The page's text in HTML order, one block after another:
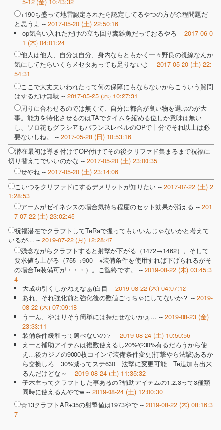
+190も盛って地雷認定されたら認定してるやつの方が余程問題だ
と思うよ -- 2017-05-20 (土) 22:50:16
op気合い入れただけの立ち回り糞雑魚だっておるやろ -- 2017-06-0
1 (木) 04:01:24
他人は他人、自分は自分、身内ならともかく一々野良の視線なんか
気にしてたらいくらメセタあっても足りないよ -- 2017-05-20 (土) 22:
54:31
ここで大丈夫いわれたって何の保障にもならないからこういう質問
はするだけ無駄 -- 2017-05-25 (木) 10:27:31
周りに合わせるのでは無くて、自分に都合が良い物を選ぶのが大
事。能力を特化させるのはTAでタイムを縮める位しか意味は無い
し、ソロ花もグラシアもバランスレベルのOPで十分でそれ以上は必
要ないしね。 -- 2017-05-28 (日) 10:53:16
潜在最初は導き付けてOP付けてその後クリファド集まるまで祝福に
切り替えてでいいのかな -- 2017-05-20 (土) 23:00:35
せやね -- 2017-05-20 (土) 23:14:06
こいつをクリファドにするデメリットが知りたい -- 2017-07-22 (土) 2
1:28:53
アームがゼイネシスの場合気持ち程度のセット効果が消える -- 201
7-07-22 (土) 23:02:45
祝福潜在でクラフトしてTeRaで握ってもいいんじゃないかと考えて
いるが… -- 2019-07-22 (月) 12:28:47
残念ながらクラフトすると射撃が下がる（1472→1462）。そして
要求値も上がる（755→900 ※装備条件を使用すれば下げられるがそ
の場合Te装備可が・・・）。ご臨終です。 -- 2019-08-22 (木) 03:45:3
4
大成功引くしかねぇなぁ(白目 -- 2019-08-22 (木) 04:07:12
あれ、それ強化前と強化後の数値ごっちゃにしてないか？ -- 2019-
08-22 (木) 07:09:18
うーん、やはりそう簡単には持たせないかぁ… -- 2019-08-23 (金)
23:33:11
装備条件緩和って選べないの？ -- 2019-08-24 (土) 10:50:56
えーと補助アイテムは複数使えるし20%や30%有るだろうから使
え…後カジノの9000枚コインで装備条件変更(打撃やら法撃)あるか
ら交換しろ 30%減ってステ630 法撃に変更可能 Te追加も出来
るんだけどな～ -- 2019-08-24 (土) 11:35:32
子木主ってクラフトした事あるの?補助アイテムの1.2.3って3種類
同時に使えるんやでw -- 2019-08-24 (土) 12:00:30
☆13クラフトAR+35の射撃値は1973やで -- 2019-08-22 (木) 08:16:3
7